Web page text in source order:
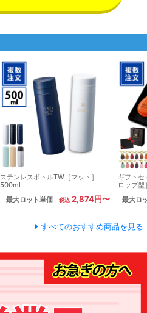
ステンレスボトルTW［マット］
500ml
最大ロット単価
2,874円〜
ギフトセ
ロップ
最大ロ
すべてのおすすめ商品を見る